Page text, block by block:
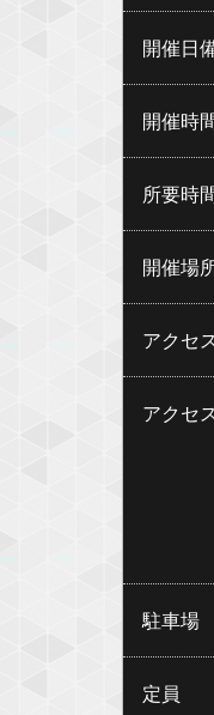
開催日
開催時
所要時
開催場
アクセ
アクセ
駐車場
定員